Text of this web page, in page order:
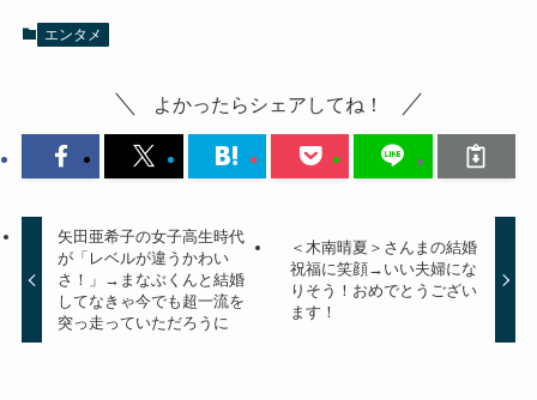
エンタメ
よかったらシェアしてね！
矢田亜希子の女子高生時代
が「レベルが違うかわい
さ！」→まなぶくんと結婚
してなきゃ今でも超一流を
突っ走っていただろうに
＜木南晴夏＞さんまの結婚
祝福に笑顔→いい夫婦にな
りそう！おめでとうござい
ます！